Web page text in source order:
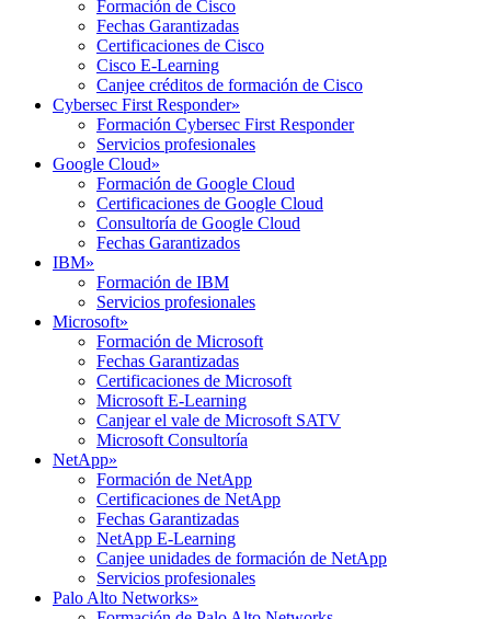
Formación de Cisco
Fechas Garantizadas
Certificaciones de Cisco
Cisco E-Learning
Canjee créditos de formación de Cisco
Cybersec First Responder»
Formación Cybersec First Responder
Servicios profesionales
Google Cloud»
Formación de Google Cloud
Certificaciones de Google Cloud
Consultoría de Google Cloud
Fechas Garantizados
IBM»
Formación de IBM
Servicios profesionales
Microsoft»
Formación de Microsoft
Fechas Garantizadas
Certificaciones de Microsoft
Microsoft E-Learning
Canjear el vale de Microsoft SATV
Microsoft Consultoría
NetApp»
Formación de NetApp
Certificaciones de NetApp
Fechas Garantizadas
NetApp E-Learning
Canjee unidades de formación de NetApp
Servicios profesionales
Palo Alto Networks»